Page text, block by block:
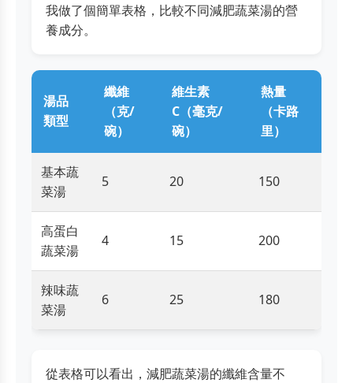
我做了個簡單表格，比較不同減肥蔬菜湯的營
養成分。
湯品
類型
纖維
（克/
碗）
維生素
C（毫克/
碗）
熱量
（卡路
里）
基本蔬
菜湯
5 20 150
高蛋白
蔬菜湯
4 15 200
辣味蔬
菜湯
6 25 180
從表格可以看出，減肥蔬菜湯的纖維含量不